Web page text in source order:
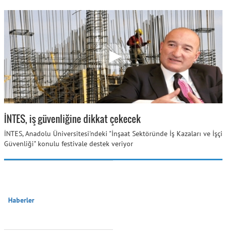
İNTES, iş güvenliğine dikkat çekecek
İNTES, Anadolu Üniversitesi'ndeki "İnşaat Sektöründe İş Kazaları ve İşçi
Güvenliği" konulu festivale destek veriyor
Haberler